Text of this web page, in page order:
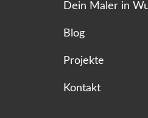
Dein Maler in
Blog
Projekte
Kontakt